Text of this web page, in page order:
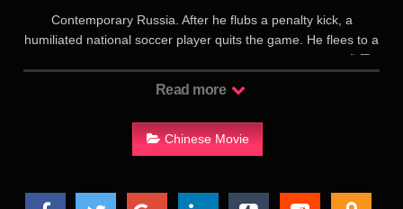
Contemporary Russia. After he flubs a penalty kick, a
humiliated national soccer player quits the game. He flees to a
small town, where he decides to coach their local team.尤里
牌球队的队长兼主力，因为痛失点球情绪失控不得不提前退役，
小城，成为了这个城市唯一一支球队——流星队的主教练。尤里
由于脾气火爆，跟球队经理（伊琳娜·戈尔巴乔娃 Irina
Read more
Chinese Movie